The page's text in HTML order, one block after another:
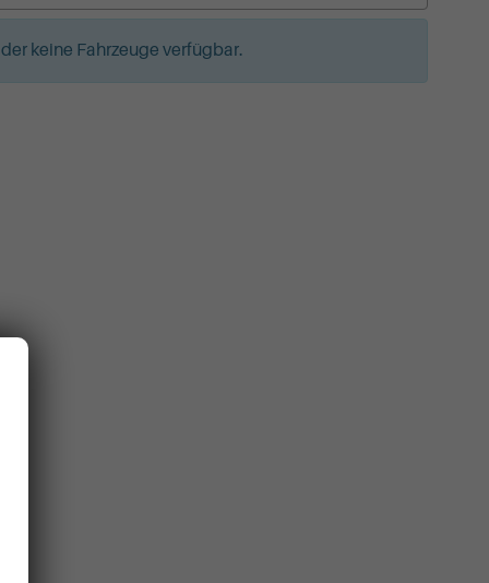
keine Fahrzeuge verfügbar.